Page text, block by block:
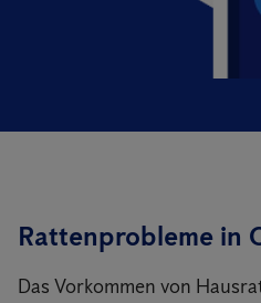
Rattenprobleme in
Das Vorkommen von